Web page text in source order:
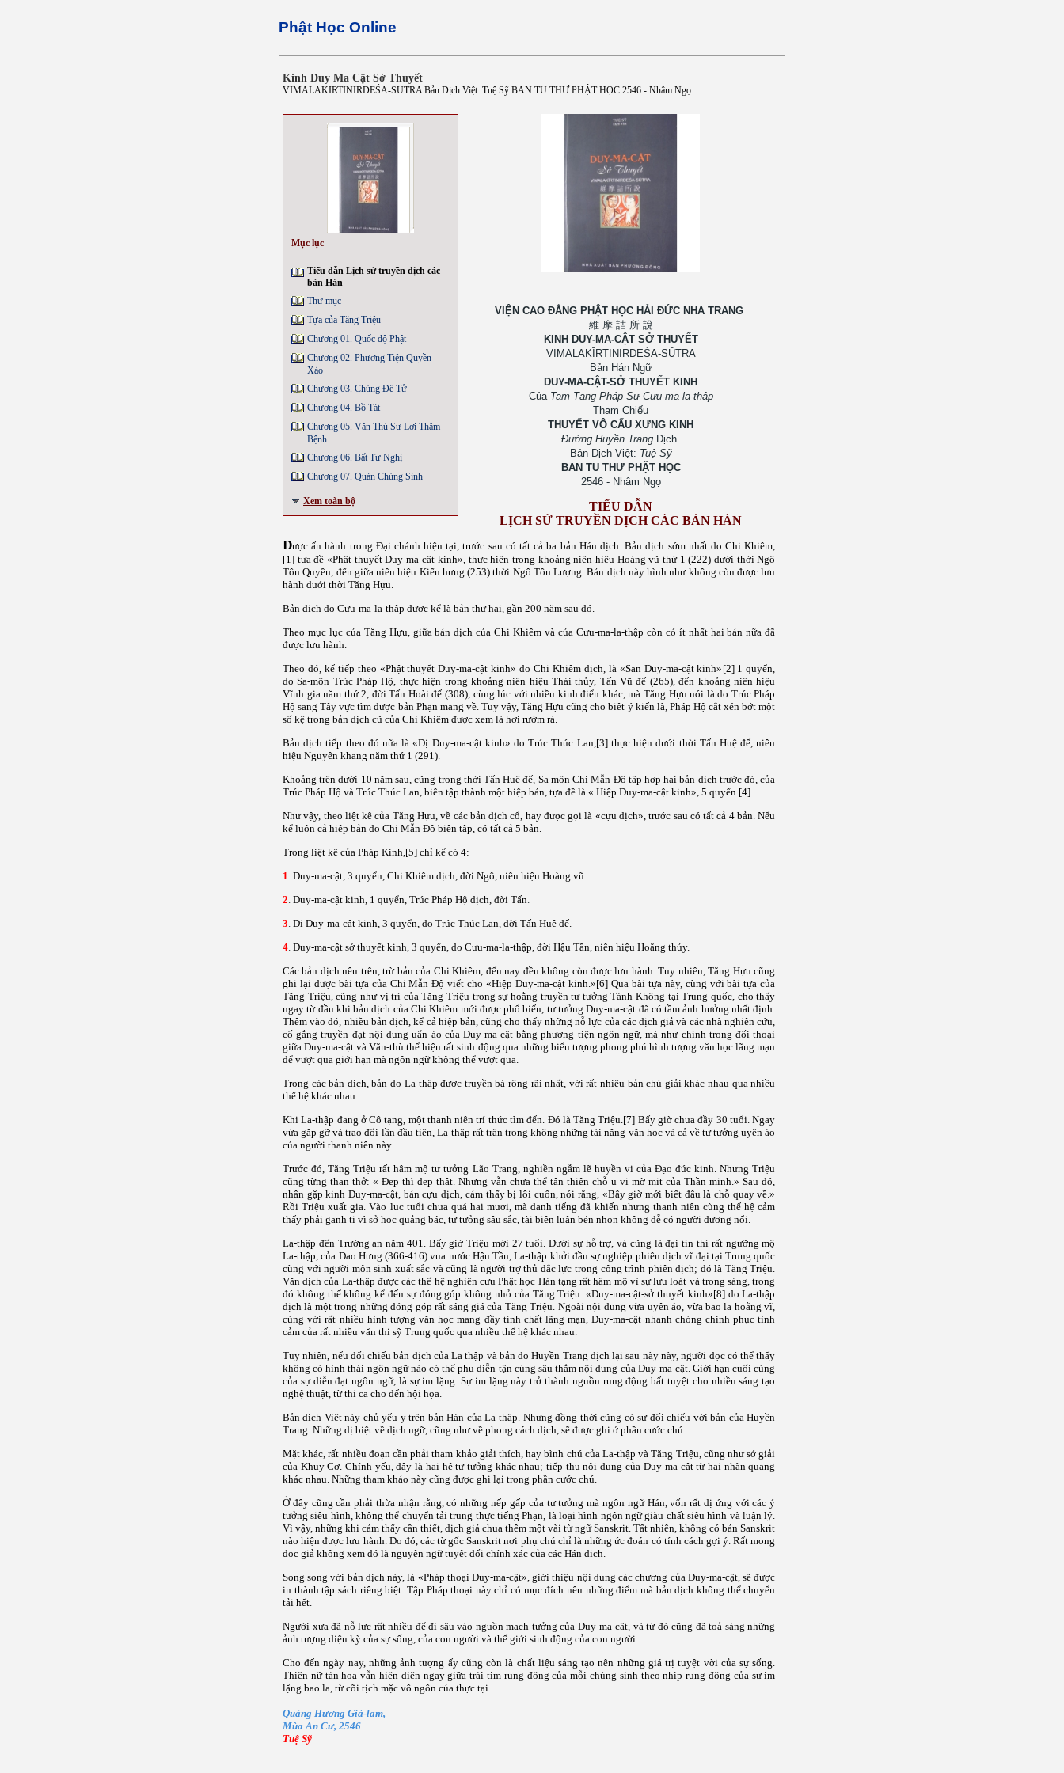
Phật Học Online
Kinh Duy Ma Cật Sở Thuyết
VIMALAKĪRTINIRDEŚA-SŪTRA Bản Dịch Việt: Tuệ Sỹ BAN TU THƯ PHẬT HỌC 2546 - Nhâm Ngọ
Mục lục
Tiểu dẫn Lịch sử truyền dịch các
bản Hán
Thư mục
Tựa của Tăng Triệu
Chương 01. Quốc độ Phật
Chương 02. Phương Tiện Quyền
Xảo
Chương 03. Chúng Đệ Tử
Chương 04. Bồ Tát
Chương 05. Văn Thù Sư Lợi Thăm
Bệnh
Chương 06. Bất Tư Nghị
Chương 07. Quán Chúng Sinh
Xem toàn bộ
VIỆN CAO ĐẲNG PHẬT HỌC HẢI ĐỨC NHA TRANG
維 摩 詰 所 說
KINH DUY-MA-CẬT SỞ THUYẾT
VIMALAKĪRTINIRDEŚA-SŪTRA
Bản Hán Ngữ
DUY-MA-CẬT-SỞ THUYẾT KINH
Của Tam Tạng Pháp Sư Cưu-ma-la-thập
Tham Chiếu
THUYẾT VÔ CẤU XƯNG KINH
Đường Huyền Trang Dịch
Bản Dịch Việt: Tuệ Sỹ
BAN TU THƯ PHẬT HỌC
2546 - Nhâm Ngọ
TIỂU DẪN
LỊCH SỬ TRUYỀN DỊCH CÁC BẢN HÁN
Được ấn hành trong Đại chánh hiện tại, trước sau có tất cả ba bản Hán dịch. Bản dịch sớm nhất do Chi Khiêm,
[1] tựa đề «Phật thuyết Duy-ma-cật kinh», thực hiện trong khoảng niên hiệu Hoàng vũ thứ 1 (222) dưới thời Ngô
Tôn Quyền, đến giữa niên hiệu Kiến hưng (253) thời Ngô Tôn Lượng. Bản dịch này hình như không còn được lưu
hành dưới thời Tăng Hựu.
Bản dịch do Cưu-ma-la-thập được kể là bản thư hai, gần 200 năm sau đó.
Theo mục lục của Tăng Hựu, giữa bản dịch của Chi Khiêm và của Cưu-ma-la-thập còn có ít nhất hai bản nữa đã
được lưu hành.
Theo đó, kế tiếp theo «Phật thuyết Duy-ma-cật kinh» do Chi Khiêm dịch, là «San Duy-ma-cật kinh» [2] 1 quyển,
do Sa-môn Trúc Pháp Hộ, thực hiện trong khoảng niên hiệu Thái thủy, Tấn Vũ đế (265), đến khoảng niên hiệu
Vĩnh gia năm thứ 2, đời Tấn Hoài đế (308), cùng lúc với nhiều kinh điển khác, mà Tăng Hựu nói là do Trúc Pháp
Hộ sang Tây vực tìm được bản Phạn mang về. Tuy vậy, Tăng Hựu cũng cho biêt ý kiến là, Pháp Hộ cắt xén bớt một
số kệ trong bản dịch cũ của Chi Khiêm được xem là hơi rườm rà.
Bản dịch tiếp theo đó nữa là «Dị Duy-ma-cật kinh» do Trúc Thúc Lan, [3] thực hiện dưới thời Tấn Huệ đế, niên
hiệu Nguyên khang năm thứ 1 (291).
Khoảng trên dưới 10 năm sau, cũng trong thời Tấn Huệ đế, Sa môn Chi Mẫn Độ tập hợp hai bản dịch trước đó, của
Trúc Pháp Hộ và Trúc Thúc Lan, biên tập thành một hiệp bản, tựa đề là « Hiệp Duy-ma-cật kinh», 5 quyển.[4]
Như vậy, theo liệt kê của Tăng Hựu, về các bản dịch cổ, hay được gọi là «cựu dịch», trước sau có tất cả 4 bản. Nếu
kể luôn cả hiệp bản do Chi Mẫn Độ biên tập, có tất cả 5 bản.
Trong liệt kê của Pháp Kinh, [5] chỉ kể có 4:
1 Duy-ma-cật, 3 quyển, Chi Khiêm dịch, đời Ngô, niên hiệu Hoàng vũ.
2 Duy-ma-cật kinh, 1 quyển, Trúc Pháp Hộ dịch, đời Tấn
3 Dị Duy-ma-cật kinh, 3 quyển, do Trúc Thúc Lan, đời Tấn Huệ đế.
4 Duy-ma-cật sở thuyết kinh, 3 quyển, do Cưu-ma-la-thập, đời Hậu Tần, niên hiệu Hoằng thủy.
Các bản dịch nêu trên, trừ bản của Chi Khiêm, đến nay đều không còn được lưu hành. Tuy nhiên, Tăng Hựu cũng
ghi lại được bài tựa của Chi Mẫn Độ viết cho «Hiệp Duy-ma-cật kinh.»[6] Qua bài tựa này, cùng với bài tựa của
Tăng Triệu, cũng như vị trí của Tăng Triệu trong sự hoằng truyền tư tưởng Tánh Không tại Trung quốc, cho thấy
ngay từ đầu khi bản dịch của Chi Khiêm mới được phổ biến, tư tưởng Duy-ma-cật đã có tầm ảnh hưởng nhất định.
Thêm vào đó, nhiều bản dịch, kể cả hiệp bản, cũng cho thấy những nỗ lực của các dịch giả và các nhà nghiên cứu,
cố gắng truyền đạt nội dung uẩn áo của Duy-ma-cật bằng phương tiện ngôn ngữ, mà như chính trong đối thoại
giữa Duy-ma-cật và Văn-thù thể hiện rất sinh động qua những biểu tượng phong phú hình tượng văn học lãng mạn
để vượt qua giới hạn mà ngôn ngữ không thể vượt qua.
Trong các bản dịch, bản do La-thập được truyền bá rộng rãi nhất, với rất nhiêu bản chú giải khác nhau qua nhiều
thế hệ khác nhau.
Khi La-thập đang ở Cô tạng, một thanh niên trí thức tìm đến. Đó là Tăng Triệu. [7] Bấy giờ chưa đầy 30 tuổi. Ngay
vừa gặp gỡ và trao đổi lần đầu tiên, La-thập rất trân trọng không những tài năng văn học và cả về tư tưởng uyên áo
của người thanh niên này.
Trước đó, Tăng Triệu rất hâm mộ tư tưởng Lão Trang, nghiền ngẫm lẽ huyền vi của Đạo đức kinh. Nhưng Triệu
cũng từng than thở: « Đẹp thì đẹp thật. Nhưng vẫn chưa thể tận thiện chỗ u vi mờ mịt của Thần minh.» Sau đó,
nhân gặp kinh Duy-ma-cật, bản cựu dịch, cảm thấy bị lôi cuốn, nói rằng, «Bây giờ mới biết đâu là chỗ quay về.»
Rồi Triệu xuất gia. Vào luc tuổi chưa quá hai mươi, mà danh tiếng đã khiến nhưng thanh niên cùng thế hệ cảm
thấy phải ganh tị vì sở học quảng bác, tư tưỏng sâu sắc, tài biện luân bén nhọn không dễ có người đương nổi.
La-thập đến Trường an năm 401. Bấy giờ Triệu mới 27 tuổi. Dưới sự hỗ trợ, và cũng là đại tín thí rất ngưỡng mộ
La-thập, của Dao Hưng (366-416) vua nước Hậu Tần, La-thập khởi đầu sự nghiệp phiên dịch vĩ đại tại Trung quốc
cùng với người môn sinh xuất sắc và cũng là người trợ thủ đắc lực trong công trình phiên dịch; đó là Tăng Triệu.
Văn dịch của La-thập được các thế hệ nghiên cưu Phật học Hán tạng rất hâm mộ vì sự lưu loát và trong sáng, trong
đó không thể không kể đến sự đóng góp không nhỏ của Tăng Triệu. «Duy-ma-cật-sở thuyết kinh»[8] do La-thập
dịch là một trong những đóng góp rất sáng giá của Tăng Triệu. Ngoài nội dung vừa uyên áo, vừa bao la hoằng vĩ,
cùng với rất nhiều hình tượng văn học mang đầy tính chất lãng mạn, Duy-ma-cật nhanh chóng chinh phục tình
cảm của rất nhiều văn thi sỹ Trung quốc qua nhiều thế hệ khác nhau.
Tuy nhiên, nếu đối chiếu bản dịch của La thập và bản do Huyền Trang dịch lại sau này này, người đọc có thể thấy
không có hình thái ngôn ngữ nào có thể phu diễn tận cùng sâu thẳm nội dung của Duy-ma-cật. Giới hạn cuối cùng
của sự diễn đạt ngôn ngữ, là sự im lặng. Sự im lặng này trở thành nguồn rung động bất tuyệt cho nhiều sáng tạo
nghệ thuật, từ thi ca cho đến hội họa.
Bản dịch Việt này chủ yếu y trên bản Hán của La-thập. Nhưng đồng thời cũng có sự đối chiếu với bản của Huyền
Trang. Những dị biệt về dịch ngữ, cũng như về phong cách dịch, sẽ được ghi ở phần cước chú.
Mặt khác, rất nhiều đoạn cần phải tham khảo giải thích, hay bình chú của La-thập và Tăng Triệu, cũng như sớ giải
của Khuy Cơ. Chính yếu, đây là hai hệ tư tưởng khác nhau; tiếp thu nội dung của Duy-ma-cật từ hai nhãn quang
khác nhau. Những tham khảo này cũng được ghi lại trong phần cước chú.
Ở đây cũng cần phải thừa nhận rằng, có những nếp gấp của tư tưởng mà ngôn ngữ Hán, vốn rất dị ứng với các ý
tưởng siêu hình, không thể chuyển tải trung thực tiếng Phạn, là loại hình ngôn ngữ giàu chất siêu hình và luận lý.
Vì vậy, những khi cảm thấy cần thiết, dịch giả chua thêm một vài từ ngữ Sanskrit. Tất nhiên, không có bản Sanskrit
nào hiện được lưu hành. Do đó, các từ gốc Sanskrit nơi phụ chú chỉ là những ức đoán có tính cách gợi ý. Rất mong
đọc giả không xem đó là nguyên ngữ tuyệt đối chính xác của các Hán dịch.
Song song với bản dịch này, là «Pháp thoại Duy-ma-cật», giới thiệu nội dung các chương của Duy-ma-cật, sẽ được
in thành tập sách riêng biệt. Tập Pháp thoại này chỉ có mục đích nêu những điểm mà bản dịch không thể chuyển
tải hết.
Người xưa đã nỗ lực rất nhiều để đi sâu vào nguồn mạch tưởng của Duy-ma-cật, và từ đó cũng đã toả sáng những
ảnh tượng diệu kỳ của sự sống, của con người và thế giới sinh động của con người.
Cho đến ngày nay, những ảnh tượng ấy cũng còn là chất liệu sáng tạo nên những giá trị tuyệt vời của sự sống.
Thiên nữ tán hoa vẫn hiện diện ngay giữa trái tim rung động của mỗi chúng sinh theo nhịp rung động của sự im
lặng bao la, từ cõi tịch mặc vô ngôn của thực tại.
Quảng Hương Già-lam,
Mùa An Cư, 2546
Tuệ Sỹ